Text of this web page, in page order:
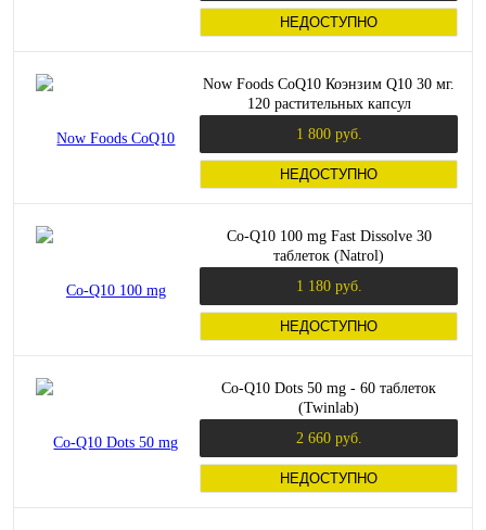
НЕДОСТУПНО
Now Foods CoQ10 Коэнзим Q10 30 мг.
120 растительных капсул
1 800 руб.
НЕДОСТУПНО
Co-Q10 100 mg Fast Dissolve 30
таблеток (Natrol)
1 180 руб.
НЕДОСТУПНО
Co-Q10 Dots 50 mg - 60 таблеток
(Twinlab)
2 660 руб.
НЕДОСТУПНО